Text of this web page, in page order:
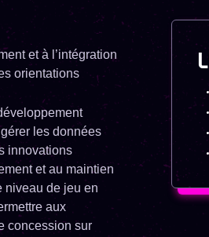
et à l’intégration
orientations
les données
innovations
et au maintien
niveau de jeu en
aux
concession sur